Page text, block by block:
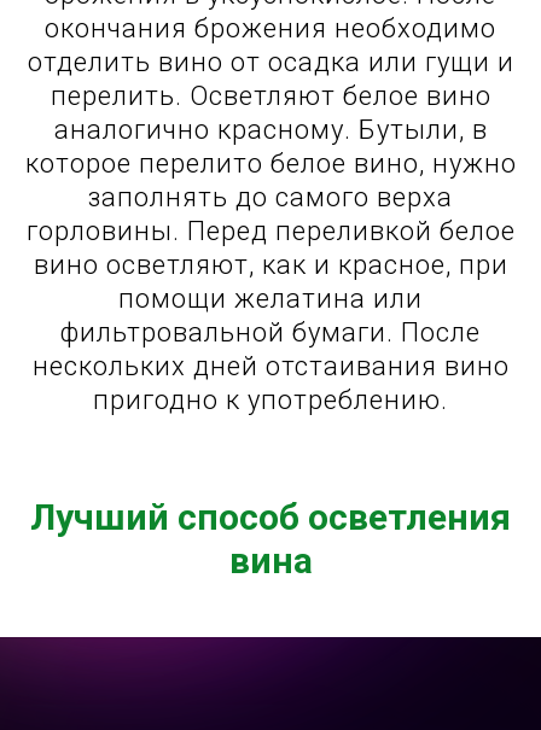
окончания брожения необходимо
отделить вино от осадка или гущи и
перелить. Осветляют белое вино
аналогично красному. Бутыли, в
которое перелито белое вино, нужно
заполнять до самого верха
горловины. Перед переливкой белое
вино осветляют, как и красное, при
помощи желатина или
фильтровальной бумаги. После
нескольких дней отстаивания вино
пригодно к употреблению.
Лучший способ осветления
вина